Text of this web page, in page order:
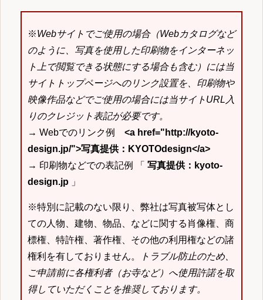
※Webサイトでご使用の場合（Webカタログなど
のように、写真を使用した印刷物をインターネッ
ト上で閲覧できる状態にする場合も含む）には当
サイトトップページへのリンク設置を、印刷物や
映像作品などでご使用の場合には当サイトURL入
りのクレジット表記が必要です。
→ Webでのリンク例 <a href="http://kyoto-
design.jp/">写真提供：KYOTOdesign</a>
→ 印刷物などでの表記例 「 写真提供：kyoto-
design.jp 」
※特別に記載のない限り、弊社は写真被写体とし
ての人物、建物、物品、などに関する肖像権、商
標権、特許権、著作権、その他の利用権などの諸
権利を有しておりません。
トラブル防止のため、
ご申請前に各権利者（お寺など）へ使用許諾を取
得していただくことを推奨しております。